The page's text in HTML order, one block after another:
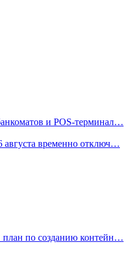
и POS-терминал…
временно отключ…
план по созданию контейн…